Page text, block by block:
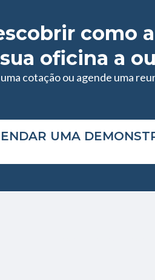
como
oficina a
cotação ou agende uma
UMA